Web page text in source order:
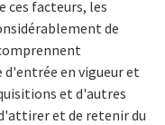
ces facteurs, les
de
en vigueur et
et d'autres
et de retenir du